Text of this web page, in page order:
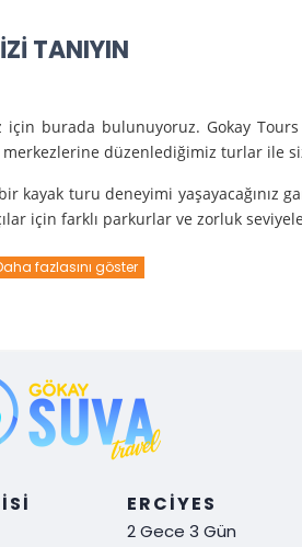
TANIYIN
için burada bulunuyoruz. Gokay
düzenlediğimiz turlar ile
turu deneyimi yaşayacağınız
için farklı parkurlar ve zorluk
ve uzman rehberlerle sizi güvenle
planlayarak, size özel, rahat ve
ERCIYES
2 Gece 3 Gün